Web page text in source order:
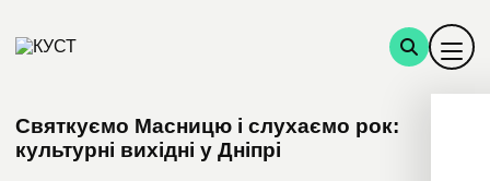
Святкуємо Масницю і слухаємо рок:
культурні вихідні у Дніпрі